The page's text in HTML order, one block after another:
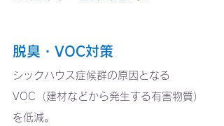
脱臭・VOC対策
シックハウス症候群の原因となる
VOC（建材などから発生する有害物質）
を低減。